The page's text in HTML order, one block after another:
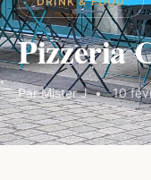
Pizzeria
Par Mister J 10